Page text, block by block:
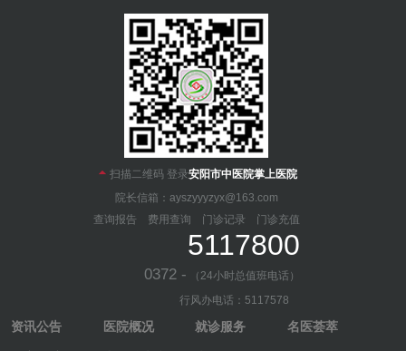
扫描二维码 登录安阳市中医院掌上医院
院长信箱：ayszyyyzyx@163.com
查询报告
费用查询 门诊记录 门诊充值
5117800
0372 - （24小时总值班电话）
行风办电话：5117578
资讯公告 医院概况 就诊服务 名医荟萃